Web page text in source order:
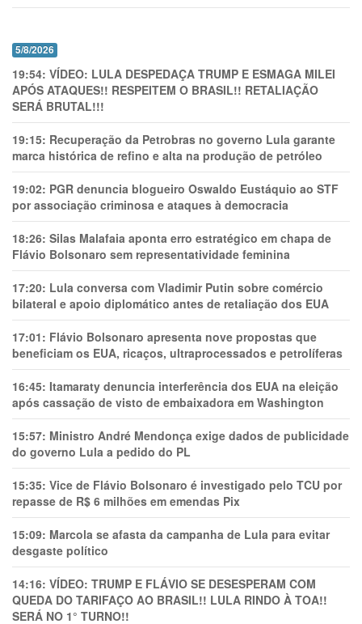
5/8/2026
19:54: VÍDEO: LULA DESPEDAÇA TRUMP E ESMAGA MILEI
APÓS ATAQUES!! RESPEITEM O BRASIL!! RETALIAÇÃO
SERÁ BRUTAL!!!
19:15: Recuperação da Petrobras no governo Lula garante
marca histórica de refino e alta na produção de petróleo
19:02: PGR denuncia blogueiro Oswaldo Eustáquio ao STF
por associação criminosa e ataques à democracia
18:26: Silas Malafaia aponta erro estratégico em chapa de
Flávio Bolsonaro sem representatividade feminina
17:20: Lula conversa com Vladimir Putin sobre comércio
bilateral e apoio diplomático antes de retaliação dos EUA
17:01: Flávio Bolsonaro apresenta nove propostas que
beneficiam os EUA, ricaços, ultraprocessados e petrolíferas
16:45: Itamaraty denuncia interferência dos EUA na eleição
após cassação de visto de embaixadora em Washington
15:57: Ministro André Mendonça exige dados de publicidade
do governo Lula a pedido do PL
15:35: Vice de Flávio Bolsonaro é investigado pelo TCU por
repasse de R$ 6 milhões em emendas Pix
15:09: Marcola se afasta da campanha de Lula para evitar
desgaste político
14:16: VÍDEO: TRUMP E FLÁVIO SE DESESPERAM COM
QUEDA DO TARIFAÇO AO BRASIL!! LULA RINDO À TOA!!
SERÁ NO 1° TURNO!!